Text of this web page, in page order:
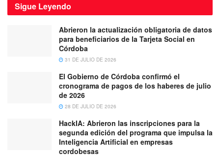
Sigue Leyendo
Abrieron la actualización obligatoria de datos
para beneficiarios de la Tarjeta Social en
Córdoba
31 DE JULIO DE 2026
El Gobierno de Córdoba confirmó el
cronograma de pagos de los haberes de julio
de 2026
28 DE JULIO DE 2026
HackIA: Abrieron las inscripciones para la
segunda edición del programa que impulsa la
Inteligencia Artificial en empresas
cordobesas